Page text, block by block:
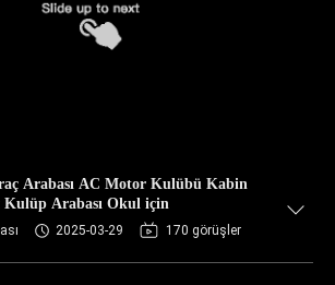
Arabası AC Motor Kulübü Kabin
Kulüp Arabası Okul için
2025-03-29 170 görüşler